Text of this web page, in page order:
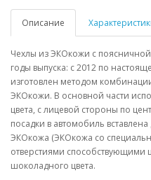
Описание
Чехлы из ЭКОкожи с
годы выпуска: с 2012 по
изготовлен методом
ЭКОкожи. В основной части
цвета, с лицевой стороны по
посадки в автомобиль
ЭКОкожа (ЭКОкожа со
отверстиями способствующими
шоколадного цвета.